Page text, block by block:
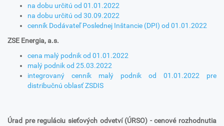
na dobu určitú od 01.01.2022
na dobu určitú od 30.09.2022
cenník Dodávateľ Poslednej Inštancie (DPI) od 01.01.2022
ZSE Energia, a.s.
cena malý podnik od 01.01.2022
malý podnik od 25.03.2022
integrovaný cenník malý podnik od 01.01.2022 pre
distribučnú oblasť ZSDIS
Úrad pre reguláciu sieťových odvetví (ÚRSO) - cenové rozhodnutia